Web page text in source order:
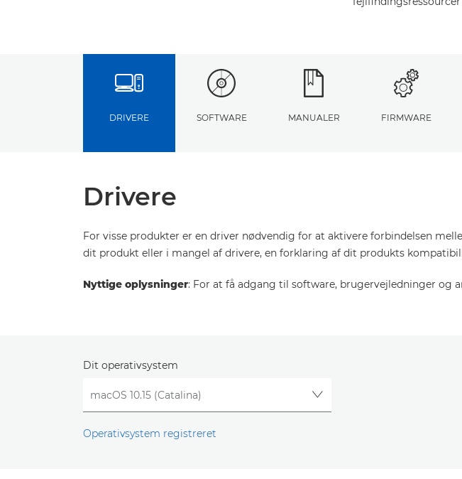
DRIVERE SOFTWARE MANUALER FIRMWARE
Drivere
For visse produkter er en driver nødvendig for at aktivere forbindelsen
dit produkt eller i mangel af drivere, en forklaring af dit produkts
Nyttige oplysninger: For at få adgang til software, brugervejledninger og
Dit operativsystem
Operativsystem registreret